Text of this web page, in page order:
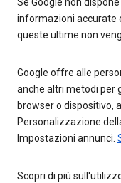
Se Google non
informazioni accurate
queste ultime non
Google offre alle
anche altri metodi per
browser o dispositivo,
Personalizzazione
Impostazioni annunci.
Scopri di più